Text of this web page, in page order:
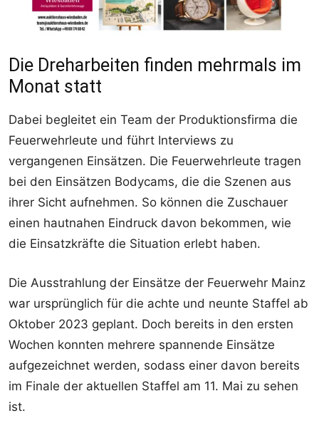
Die Dreharbeiten finden mehrmals im
Monat statt
Dabei begleitet ein Team der Produktionsfirma die
Feuerwehrleute und führt Interviews zu
vergangenen Einsätzen. Die Feuerwehrleute tragen
bei den Einsätzen Bodycams, die die Szenen aus
ihrer Sicht aufnehmen. So können die Zuschauer
einen hautnahen Eindruck davon bekommen, wie
die Einsatzkräfte die Situation erlebt haben.
Die Ausstrahlung der Einsätze der Feuerwehr Mainz
war ursprünglich für die achte und neunte Staffel ab
Oktober 2023 geplant. Doch bereits in den ersten
Wochen konnten mehrere spannende Einsätze
aufgezeichnet werden, sodass einer davon bereits
im Finale der aktuellen Staffel am 11. Mai zu sehen
ist.